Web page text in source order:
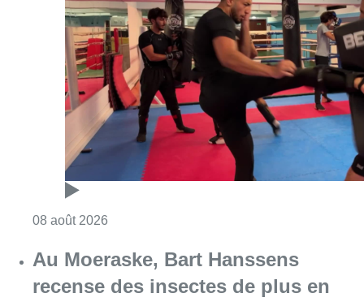
08 août 2026
Au Moeraske, Bart Hanssens
recense des insectes de plus en